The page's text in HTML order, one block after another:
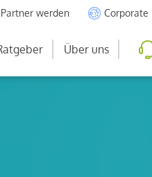
Partner werden Corporate
Über uns